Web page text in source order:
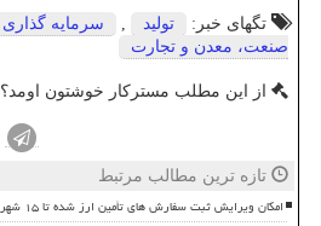
تگهای خبر:
تولید , سرمایه گذاری
صنعت، معدن و تجارت
از این مطلب مسترکار خوشتون اومد؟
تازه ترین مطالب مرتبط
امکان ویرایش ثبت سفارش های تأمین ارز شده تا ۱۵ شهریور